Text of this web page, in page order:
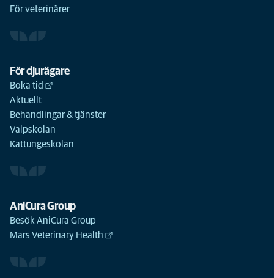
För veterinärer
För djurägare
Boka tid
Aktuellt
Behandlingar & tjänster
Valpskolan
Kattungeskolan
AniCura Group
Besök AniCura Group
Mars Veterinary Health